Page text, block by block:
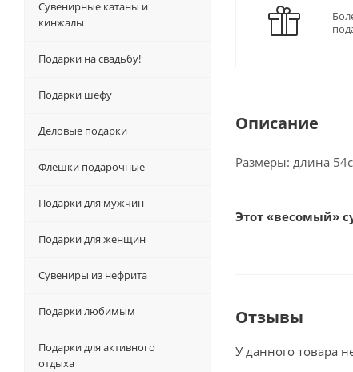
Описание
Размеры: длина
Этот «весомый»
Отзывы
У данного товара
Сувенирные катаны и
кинжалы
Подарки на свадьбу!
Подарки шефу
Деловые подарки
Флешки подарочные
Подарки для мужчин
Подарки для женщин
Сувениры из нефрита
Подарки любимым
Подарки для активного
отдыха